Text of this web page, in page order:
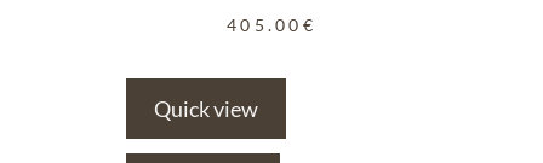
405.00 €
Quick view